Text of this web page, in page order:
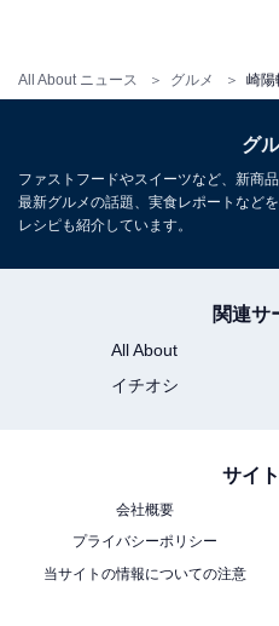
All About ニュース グルメ
グ
ファストフードやスイーツなど、新商
最新グルメの話題、実食レポートなど
レシピも紹介しています。
関連サ
All About
イチオシ
サイ
会社概要
プライバシーポリシー
当サイトの情報についての注意